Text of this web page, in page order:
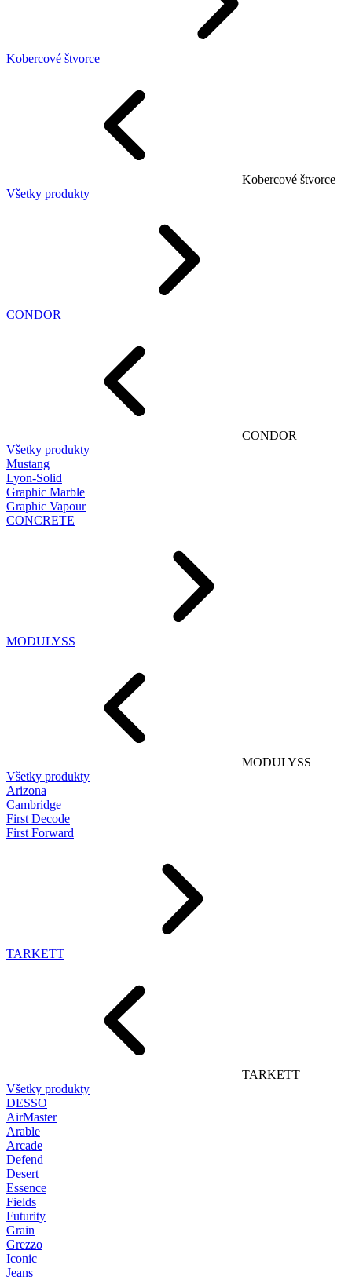
Kobercové štvorce
Kobercové štvorce
Všetky produkty
CONDOR
CONDOR
Všetky produkty
Mustang
Lyon-Solid
Graphic Marble
Graphic Vapour
CONCRETE
MODULYSS
MODULYSS
Všetky produkty
Arizona
Cambridge
First Decode
First Forward
TARKETT
TARKETT
Všetky produkty
DESSO
AirMaster
Arable
Arcade
Defend
Desert
Essence
Fields
Futurity
Grain
Grezzo
Iconic
Jeans